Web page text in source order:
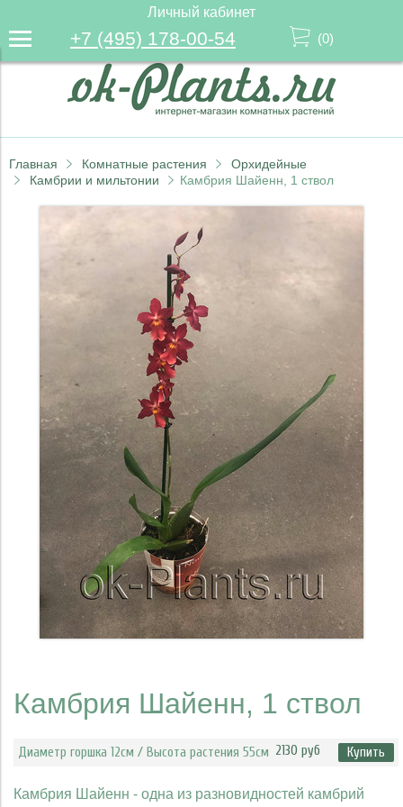
Личный кабинет
+7 (495) 178-00-54 (0)
Главная Комнатные растения
Орхидейные
Камбрии и мильтонии
Камбрия Шайенн, 1 ствол
Камбрия Шайенн, 1 ствол
Диаметр горшка 12см / Высота растения 55см 2130 руб Купить
Камбрия Шайенн - одна из разновидностей камбрий